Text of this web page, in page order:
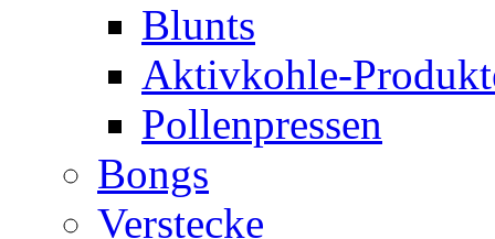
Blunts
Aktivkohle-
Pollenpressen
Bongs
Verstecke